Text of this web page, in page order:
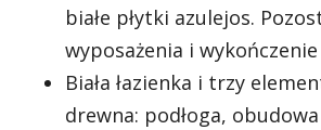
białe płytki azulejos.
wyposażenia i
Biała łazienka i trzy
drewna: podłoga,